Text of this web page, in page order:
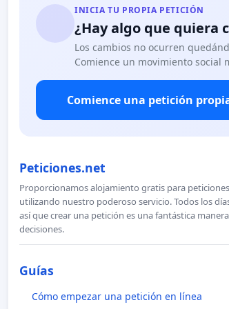
INICIA TU PROPIA PETICIÓN
¿Hay algo que quiera
Los cambios no ocurren
Comience un movimiento social
Comience una petición
Peticiones.net
Proporcionamos alojamiento gratis para
utilizando nuestro poderoso servicio. Todos los
así que crear una petición es una fantástica
decisiones.
Guías
Cómo empezar una petición en línea